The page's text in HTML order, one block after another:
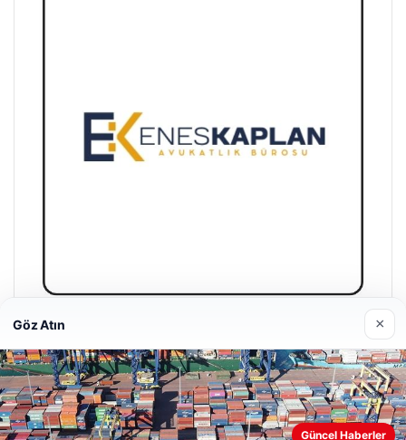
Enes Kaplan Avukatlık Bürosu
28/04/2026
Web sitemizi nasıl kullandığınızı daha iyi anlayabilmek,
Göz Atın ×
Güncel Haberler